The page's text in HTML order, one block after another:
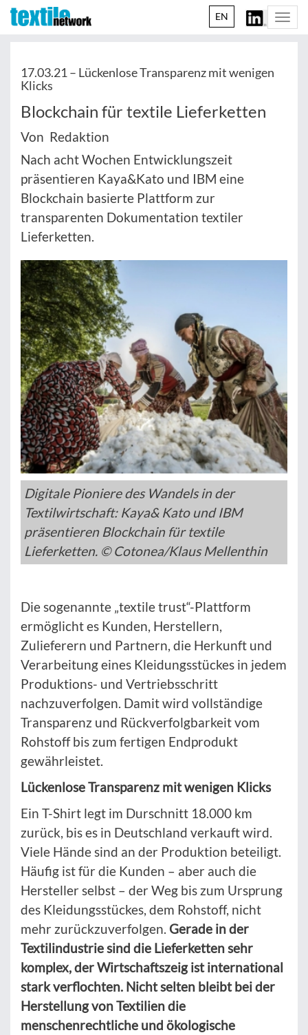
EN
17.03.21 – Lückenlose Transparenz mit wenigen
Klicks
Blockchain für textile Lieferketten
Von Redaktion
Nach acht Wochen Entwicklungszeit
präsentieren Kaya&Kato und IBM eine
Blockchain basierte Plattform zur
transparenten Dokumentation textiler
Lieferketten.
Digitale Pioniere des Wandels in der
Textilwirtschaft: Kaya& Kato und IBM
präsentieren Blockchain für textile
Lieferketten. © Cotonea/Klaus Mellenthin
Die sogenannte „textile trust“-Plattform
ermöglicht es Kunden, Herstellern,
Zulieferern und Partnern, die Herkunft und
Verarbeitung eines Kleidungsstückes in jedem
Produktions- und Vertriebsschritt
nachzuverfolgen. Damit wird vollständige
Transparenz und Rückverfolgbarkeit vom
Rohstoff bis zum fertigen Endprodukt
gewährleistet.
Lückenlose Transparenz mit wenigen Klicks
Ein T-Shirt legt im Durschnitt 18.000 km
zurück, bis es in Deutschland verkauft wird.
Viele Hände sind an der Produktion beteiligt.
Häufig ist für die Kunden – aber auch die
Hersteller selbst – der Weg bis zum Ursprung
des Kleidungsstückes, dem Rohstoff, nicht
mehr zurückzuverfolgen. Gerade in der
Textilindustrie sind die Lieferketten sehr
komplex, der Wirtschaftszeig ist international
stark verflochten. Nicht selten bleibt bei der
Herstellung von Textilien die
menschenrechtliche und ökologische